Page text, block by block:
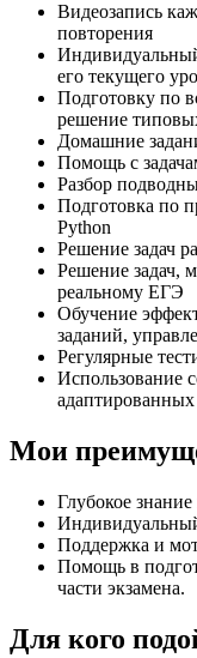
Видеозапись
повторения
его текущего
Подготовку по
решение
Домашние
Помощь с
Разбор
Подготовка по
Python
Решение задач
Решение задач,
реальному ЕГЭ
Обучение
заданий,
Регулярные
Использование
Мои
Глубокое
Поддержка и
Помощь в
части экзамена.
Для кого